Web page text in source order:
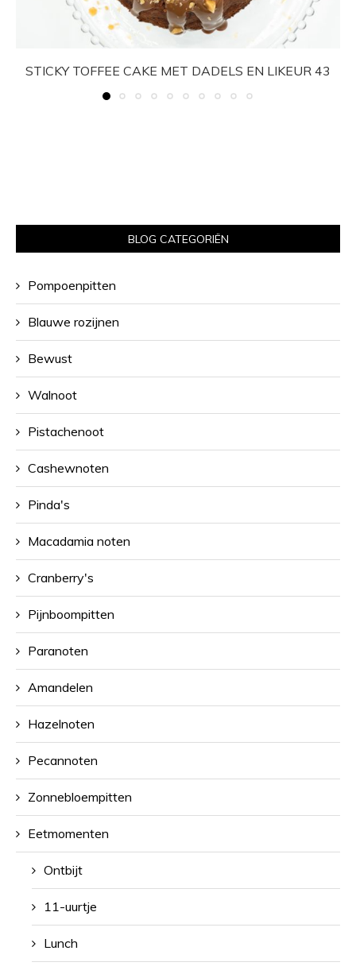
STICKY TOFFEE CAKE MET DADELS EN LIKEUR 43
BLOG CATEGORIËN
Pompoenpitten
Blauwe rozijnen
Bewust
Walnoot
Pistachenoot
Cashewnoten
Pinda's
Macadamia noten
Cranberry's
Pijnboompitten
Paranoten
Amandelen
Hazelnoten
Pecannoten
Zonnebloempitten
Eetmomenten
Ontbijt
11-uurtje
Lunch